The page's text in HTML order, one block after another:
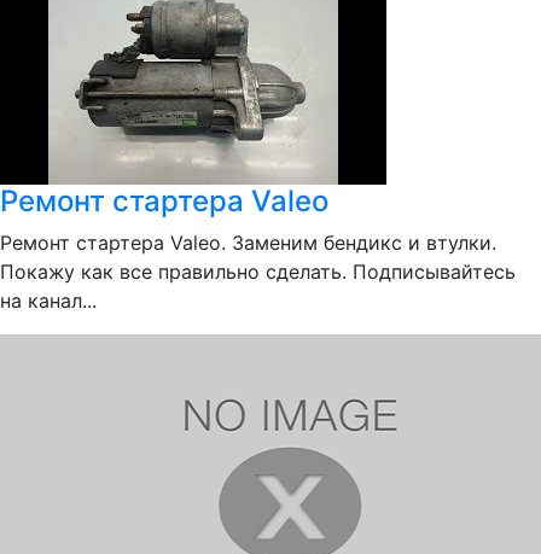
Ремонт стартера Valeo
Ремонт стартера Valeo. Заменим бендикс и втулки.
Покажу как все правильно сделать. Подписывайтесь
на канал...